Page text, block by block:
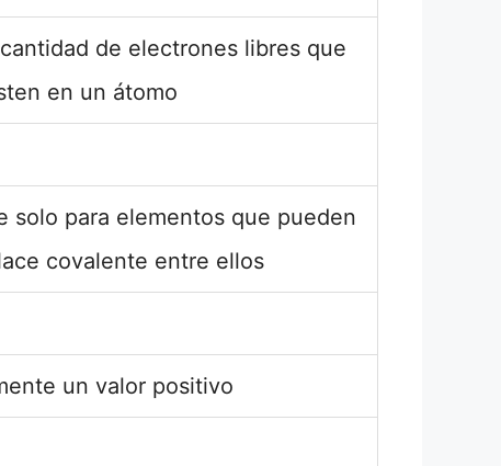
de electrones libres que
en un átomo
solo para elementos que pueden
covalente entre ellos
un valor positivo